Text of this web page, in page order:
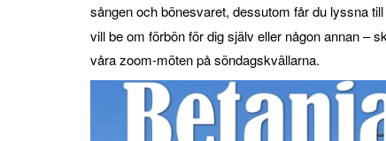
sången och bönesvaret, dessutom får du lyssna
vill be om förbön för dig själv eller någon annan –
våra zoom-möten på söndagskvällarna.
Videospelare